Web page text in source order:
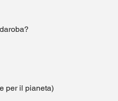
per il pianeta)